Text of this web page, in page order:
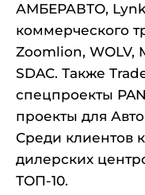
АМБЕРАВТО,
коммерческого
Zoomlion, WOLV,
SDAC. Также
спецпроекты
проекты для
Среди клиентов
дилерских
ТОП-10.